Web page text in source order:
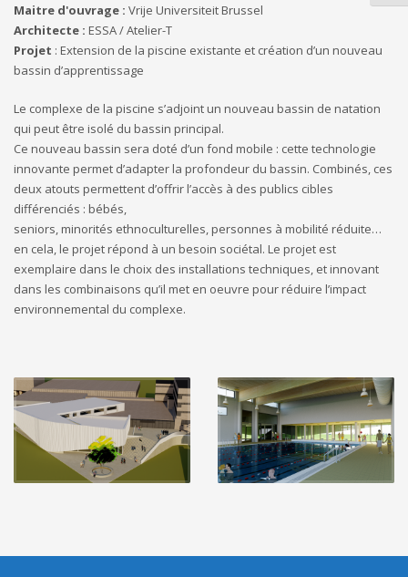
Maitre d'ouvrage : Vrije Universiteit Brussel
Architecte : ESSA / Atelier-T
Projet : Extension de la piscine existante et création d’un nouveau
bassin d’apprentissage
Le complexe de la piscine s’adjoint un nouveau bassin de natation
qui peut être isolé du bassin principal.
Ce nouveau bassin sera doté d’un fond mobile : cette technologie
innovante permet d’adapter la profondeur du bassin. Combinés, ces
deux atouts permettent d’offrir l’accès à des publics cibles
différenciés : bébés,
seniors, minorités ethnoculturelles, personnes à mobilité réduite…
en cela, le projet répond à un besoin sociétal. Le projet est
exemplaire dans le choix des installations techniques, et innovant
dans les combinaisons qu’il met en oeuvre pour réduire l’impact
environnemental du complexe.